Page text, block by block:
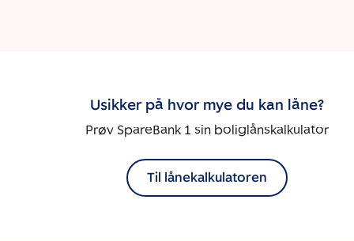
Usikker på hvor mye du kan låne?
Prøv SpareBank 1 sin boliglånskalkulator
Til lånekalkulatoren